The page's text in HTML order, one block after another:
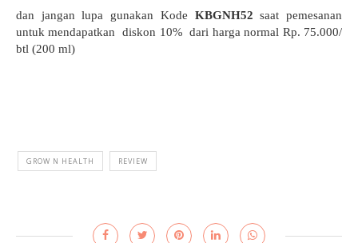
dan jangan lupa gunakan Kode KBGNH52saat pemesanan
untuk mendapatkan diskon 10% dari harga normal Rp. 75.000/
btl (200 ml)
GROW N HEALTH REVIEW